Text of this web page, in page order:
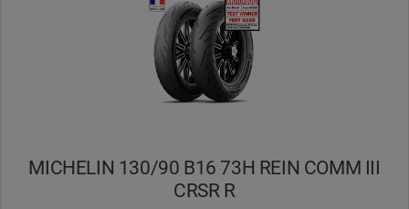
MICHELIN 130/90 B16 73H REIN COMM III
CRSR R